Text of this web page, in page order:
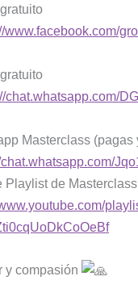
www.facebook.com/
chat.whatsapp.com/
Masterclass (pagas
Playlist de Masterclass
y compasión